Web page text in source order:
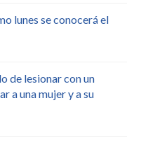
lunes se conocerá el
de lesionar con un
a una mujer y a su